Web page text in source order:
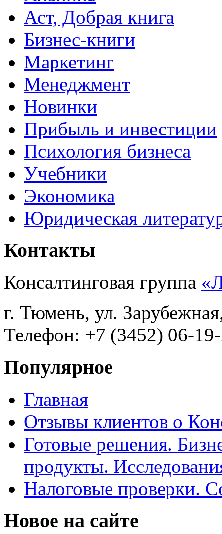
Аст, Добрая книга
Бизнес-книги
Маркетинг
Менеджмент
Новинки
Прибыль и инвестиции
Психология бизнеса
Учебники
Экономика
Юридическая
Контакты
Консалтинговая группа
г. Тюмень, ул.
Телефон: +7 (3452) 06-
Популярное
Главная
Отзывы клиентов о
Готовые решения.
продукты.
Налоговые проверки.
Новое на сайте